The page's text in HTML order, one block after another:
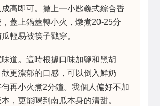
高即可。撒上一小匙義式綜合香
蓋上鍋蓋轉小火，燉煮20-25分
輕易被筷子戳穿。
道。這時根據口味加鹽和黑胡
更濃郁的口感，可以倒入鮮奶
再小火煮2分鐘。我個人偏好不加
，更能喝到南瓜本身的清甜。